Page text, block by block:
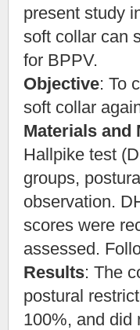
present study
soft collar can
for BPPV.
Objective: To
soft collar
Materials and
Hallpike test
groups,
observation.
scores were
assessed.
Results: The
postural
100%, and did